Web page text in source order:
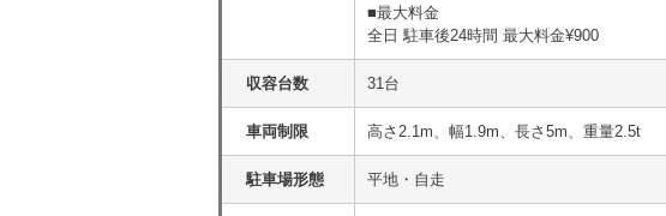
■最大料金
全日 駐車後24時間 最大料金¥900
収容台数 31台
車両制限 高さ2.1m、幅1.9m、長さ5m、重量2.5t
駐車場形態 平地・自走